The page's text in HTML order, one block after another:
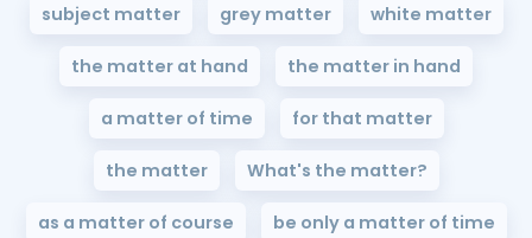
subject matter grey matter white matter
the matter at hand the matter in hand
a matter of time for that matter
the matter What's the matter?
as a matter of course be only a matter of time